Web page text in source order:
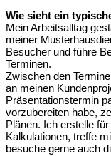
Wie sieht ein
Mein Arbeitsalltag
meiner
Besucher und führe
Terminen.
Zwischen den
an meinen
Präsentationstermin
vorzubereiten habe,
Plänen. Ich erstelle
Kalkulationen, treffe
besuche gerne auch